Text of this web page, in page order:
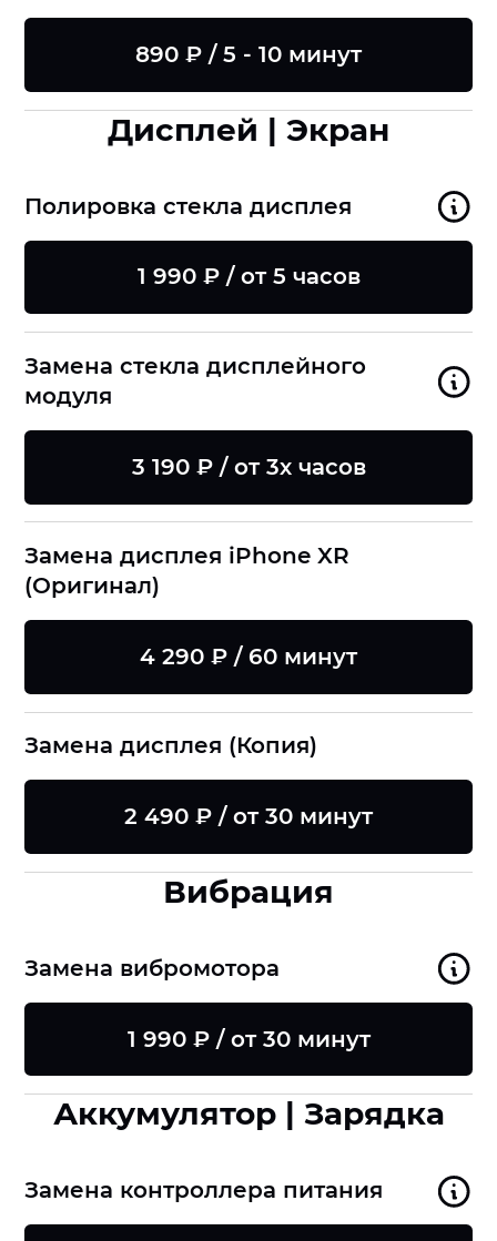
890 ₽ / 5 - 10 минут
Дисплей | Экран
Полировка стекла дисплея
1 990 ₽ / от 5 часов
Замена стекла дисплейного
модуля
3 190 ₽ / от 3х часов
Замена дисплея iPhone XR
(Оригинал)
4 290 ₽ / 60 минут
Замена дисплея (Копия)
2 490 ₽ / от 30 минут
Вибрация
Замена вибромотора
1 990 ₽ / от 30 минут
Аккумулятор | Зарядка
Замена контроллера питания